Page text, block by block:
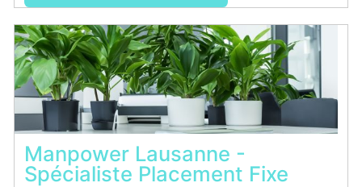
Manpower Lausanne -
Spécialiste Placement Fixe